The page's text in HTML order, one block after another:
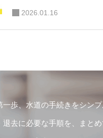
2026.01.16
一歩、水道の手続きをシンプ
退去に必要な手順を、まと